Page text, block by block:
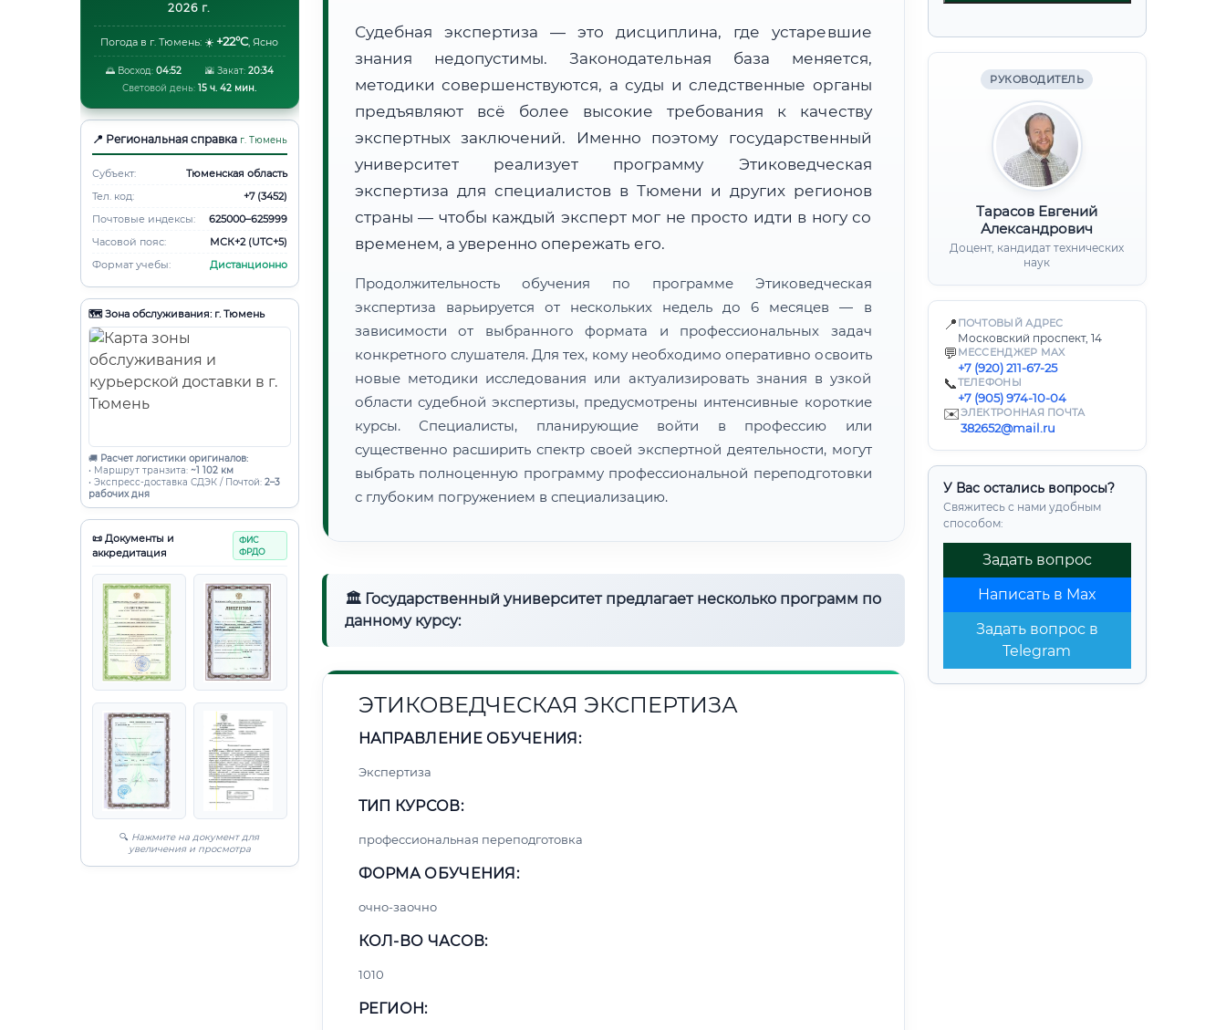
2026 г.
Погода в г. Тюмень: ☀️ +22°C, Ясно
🌅 Восход: 04:52 🌇 Закат: 20:34
Световой день: 15 ч. 42 мин.
📍 Региональная справка г. Тюмень
Субъект:
Тюменская область
Тел. код:
+7 (3452)
Почтовые индексы:
625000–625999
Часовой пояс:
МСК+2 (UTC+5)
Формат учебы:
Дистанционно
🗺️ Зона обслуживания: г. Тюмень
🚚 Расчет логистики оригиналов:
• Маршрут транзита: ~1 102 км
• Экспресс-доставка СДЭК / Почтой: 2–3
рабочих дня
📜 Документы и
аккредитация
ФИС
ФРДО
🔍 Нажмите на документ для
увеличения и просмотра
РУКОВОДИТЕЛЬ
Тарасов Евгений
Александрович
Доцент, кандидат технических
наук
📍 ПОЧТОВЫЙ АДРЕС
Московский проспект, 14
💬 МЕССЕНДЖЕР MAX
+7 (920) 211-67-25
📞ТЕЛЕФОНЫ
+7 (905) 974-10-04
✉️ЭЛЕКТРОННАЯ ПОЧТА
382652@mail.ru
У Вас остались вопросы?
Свяжитесь с нами удобным
способом:
Задать вопрос
Написать в Max
Задать вопрос в
Telegram
Судебная экспертиза — это дисциплина, где устаревшие
знания недопустимы. Законодательная база меняется,
методики совершенствуются, а суды и следственные органы
предъявляют всё более высокие требования к качеству
экспертных заключений. Именно поэтому государственный
университет реализует программу Этиковедческая
экспертиза для специалистов в Тюмени и других регионов
страны — чтобы каждый эксперт мог не просто идти в ногу со
временем, а уверенно опережать его.
Продолжительность обучения по программе Этиковедческая
экспертиза варьируется от нескольких недель до 6 месяцев — в
зависимости от выбранного формата и профессиональных задач
конкретного слушателя. Для тех, кому необходимо оперативно освоить
новые методики исследования или актуализировать знания в узкой
области судебной экспертизы, предусмотрены интенсивные короткие
курсы. Специалисты, планирующие войти в профессию или
существенно расширить спектр своей экспертной деятельности, могут
выбрать полноценную программу профессиональной переподготовки
с глубоким погружением в специализацию.
🏛 Государственный университет предлагает несколько программ по
данному курсу:
ЭТИКОВЕДЧЕСКАЯ ЭКСПЕРТИЗА
НАПРАВЛЕНИЕ ОБУЧЕНИЯ:
Экспертиза
ТИП КУРСОВ:
профессиональная переподготовка
ФОРМА ОБУЧЕНИЯ:
очно-заочно
КОЛ-ВО ЧАСОВ:
1010
РЕГИОН: